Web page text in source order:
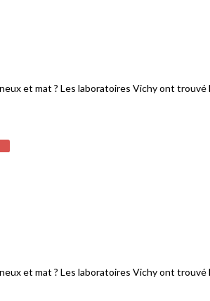
et mat ? Les laboratoires Vichy ont trouvé
et mat ? Les laboratoires Vichy ont trouvé